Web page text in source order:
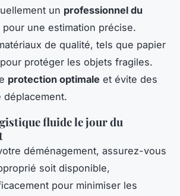
un professionnel du
pour une estimation précise.
de qualité, tels que papier
protéger les objets fragiles.
protection optimale et évite des
déplacement.
fluide le jour du
déménagement, assurez-vous
soit disponible,
pour minimiser les